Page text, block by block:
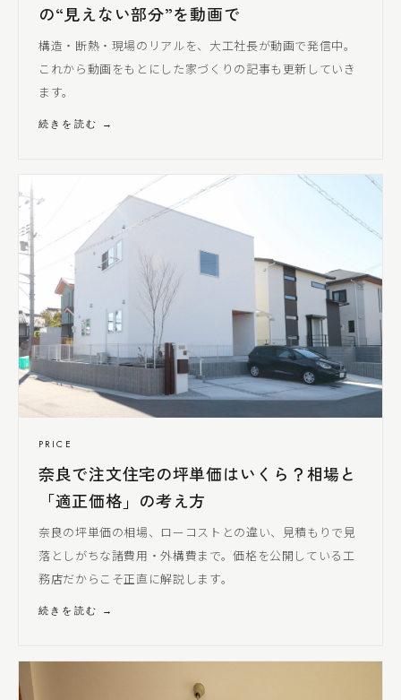
の“見えない部分”を動画で
構造・断熱・現場のリアルを、 大工社長が動画で発信中。
これから動画をもとにした家づくりの記事も更新していき
ます。
続きを読む →
PRICE
奈良で注文住宅の坪単価はいくら？相場と
「適正価格」の考え方
奈良の坪単価の相場、ローコストとの違い、見積もりで見
落としがちな諸費用・外構費まで。価格を公開している工
務店だからこそ正直に解説します。
続きを読む →